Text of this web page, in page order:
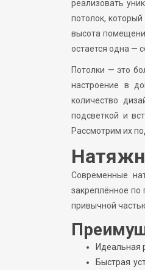
реализовать
потолок,
высота
остается одна —
Потолки — это
настроение в
количество
подсветкой и
Рассмотрим их
Современные
закреплённое по
привычной
Идеальная
Быстрая